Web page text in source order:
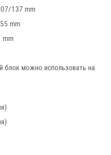
137 mm
mm
mm
можно использовать на